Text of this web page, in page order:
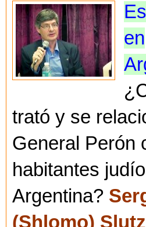
en
trató y se
General Perón
habitantes
Argentina?
(Shlomo)